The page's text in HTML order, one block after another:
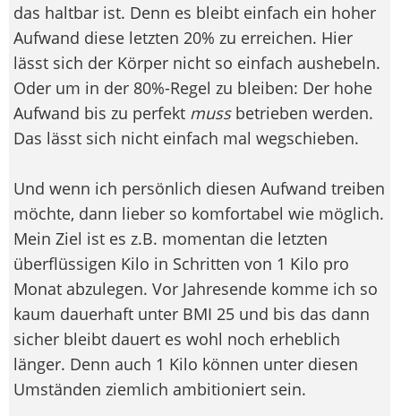
das haltbar ist. Denn es bleibt einfach ein hoher
Aufwand diese letzten 20% zu erreichen. Hier
lässt sich der Körper nicht so einfach aushebeln.
Oder um in der 80%-Regel zu bleiben: Der hohe
Aufwand bis zu perfekt mussbetrieben werden.
Das lässt sich nicht einfach mal wegschieben.
Und wenn ich persönlich diesen Aufwand treiben
möchte, dann lieber so komfortabel wie möglich.
Mein Ziel ist es z.B. momentan die letzten
überflüssigen Kilo in Schritten von 1 Kilo pro
Monat abzulegen. Vor Jahresende komme ich so
kaum dauerhaft unter BMI 25 und bis das dann
sicher bleibt dauert es wohl noch erheblich
länger. Denn auch 1 Kilo können unter diesen
Umständen ziemlich ambitioniert sein.